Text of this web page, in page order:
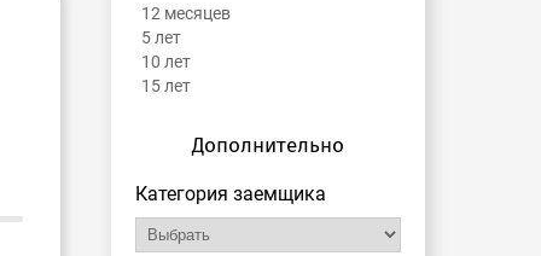
12 месяцев
5 лет
10 лет
15 лет
Дополнительно
Категория заемщика